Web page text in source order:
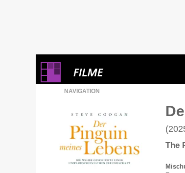
NAVIGATION
The